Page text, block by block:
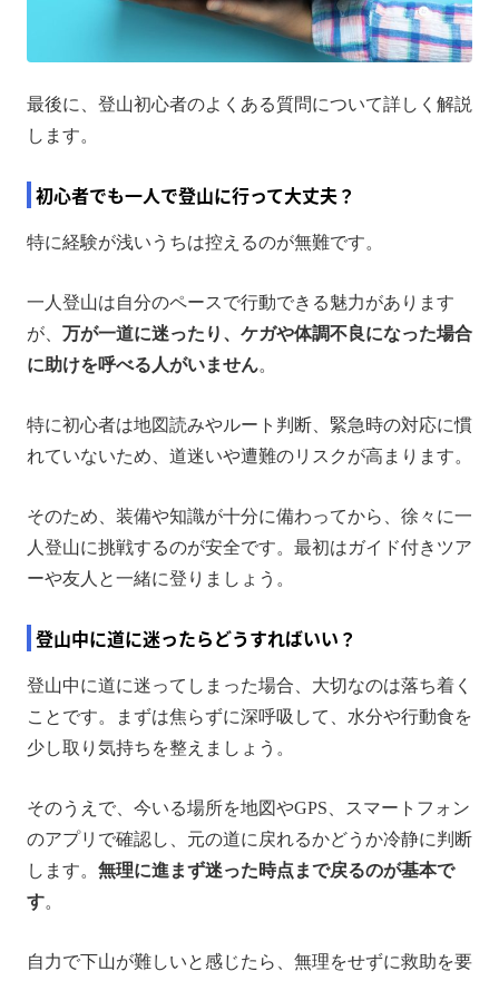
最後に、登山初心者のよくある質問について詳しく解説
します。
初心者でも一人で登山に行って大丈夫？
特に経験が浅いうちは控えるのが無難です。
一人登山は自分のペースで行動できる魅力があります
が、 万が一道に迷ったり、ケガや体調不良になった場合
に助けを呼べる人がいません。
特に初心者は地図読みやルート判断、緊急時の対応に慣
れていないため、道迷いや遭難のリスクが高まります。
そのため、装備や知識が十分に備わってから、徐々に一
人登山に挑戦するのが安全です。最初はガイド付きツア
ーや友人と一緒に登りましょう。
登山中に道に迷ったらどうすればいい？
登山中に道に迷ってしまった場合、大切なのは落ち着く
ことです。まずは焦らずに深呼吸して、水分や行動食を
少し取り気持ちを整えましょう。
そのうえで、今いる場所を地図やGPS、スマートフォン
のアプリで確認し、元の道に戻れるかどうか冷静に判断
します。 無理に進まず迷った時点まで戻るのが基本で
す。
自力で下山が難しいと感じたら、無理をせずに救助を要